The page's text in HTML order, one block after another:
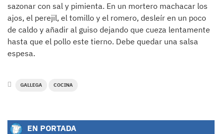
sazonar con sal y pimienta. En un mortero machacar los
ajos, el perejil, el tomillo y el romero, desleír en un poco
de caldo y añadir al guiso dejando que cueza lentamente
hasta que el pollo este tierno. Debe quedar una salsa
espesa.
GALLEGA COCINA
EN PORTADA